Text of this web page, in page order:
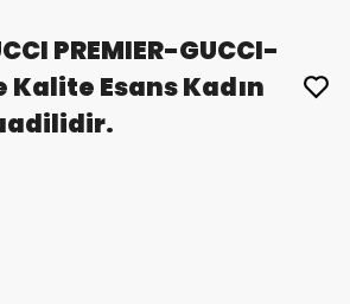
PREMIER-GUCCI-
Kalite Esans Kadın